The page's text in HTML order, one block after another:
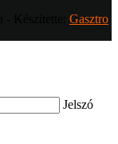
Gasztro
Jelszó